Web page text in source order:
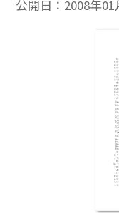
公開日： 2008年01